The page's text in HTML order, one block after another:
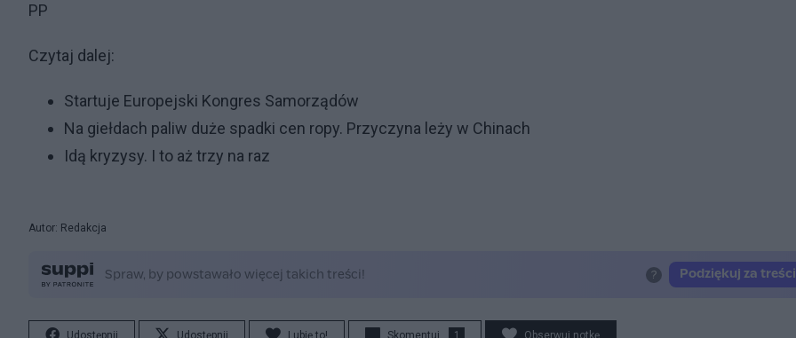
PP
Czytaj dalej:
Startuje Europejski Kongres Samorządów
Na giełdach paliw duże spadki cen ropy. Przyczyna leży w Chinach
Idą kryzysy. I to aż trzy na raz
Autor: Redakcja
Udostępnij Udostępnij Lubię to! Skomentuj 1 Obserwuj notkę